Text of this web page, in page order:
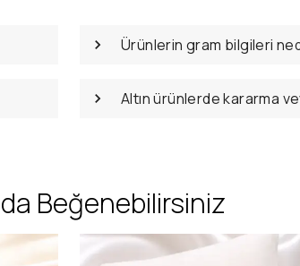
Ürünlerin gram bilgileri
Altın ürünlerde kararma
da Beğenebilirsiniz